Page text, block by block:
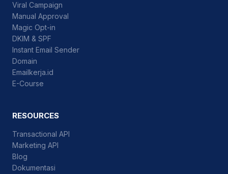
Viral Campaign
Manual Approval
Magic Opt-in
DKIM & SPF
Instant Email Sender
Domain
Emailkerja.id
E-Course
RESOURCES
Transactional API
Marketing API
Blog
Dokumentasi